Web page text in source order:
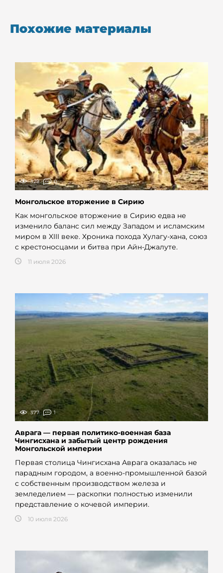
Похожие материалы
329 0
Монгольское вторжение в Сирию
Как монгольское вторжение в Сирию едва не
изменило баланс сил между Западом и исламским
миром в XIII веке. Хроника похода Хулагу-хана, союз
с крестоносцами и битва при Айн-Джалуте.
11 июля 2026
377 1
Аврага — первая политико-военная база
Чингисхана и забытый центр рождения
Монгольской империи
Первая столица Чингисхана Аврага оказалась не
парадным городом, а военно-промышленной базой
с собственным производством железа и
земледелием — раскопки полностью изменили
представление о кочевой империи.
10 июля 2026